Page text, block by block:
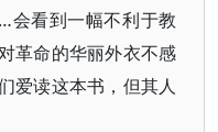
看到一幅不利于教
革命的华丽外衣不感
爱读这本书，但其人